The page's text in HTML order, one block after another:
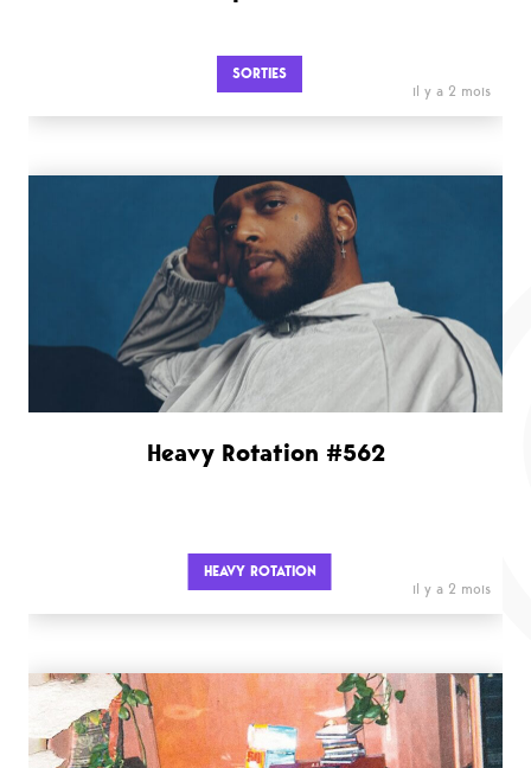
SORTIES
il y a 2 mois
Heavy Rotation #562
HEAVY ROTATION
il y a 2 mois